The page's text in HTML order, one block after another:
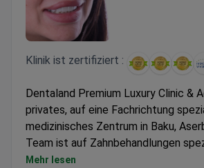
Klinik ist zertifiziert :
Dentaland Premium Luxury Clinic &
privates, auf eine Fachrichtung
medizinisches Zentrum in Baku,
Team ist auf Zahnbehandlungen
Dentaland Premium Luxury Clinic &
Mehr lesen